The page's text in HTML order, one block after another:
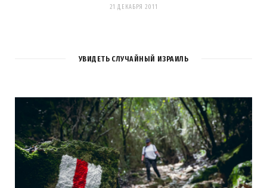
21 ДЕКАБРЯ 2011
УВИДЕТЬ СЛУЧАЙНЫЙ ИЗРАИЛЬ